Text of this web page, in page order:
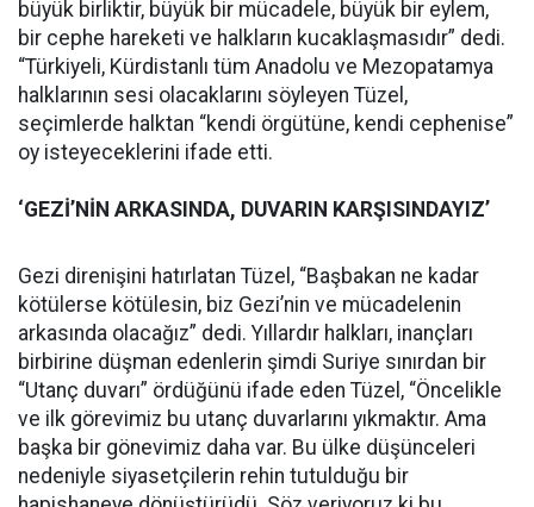
büyük birliktir, büyük bir mücadele, büyük bir eylem,
bir cephe hareketi ve halkların kucaklaşmasıdır” dedi.
“Türkiyeli, Kürdistanlı tüm Anadolu ve Mezopatamya
halklarının sesi olacaklarını söyleyen Tüzel,
seçimlerde halktan “kendi örgütüne, kendi cephenise”
oy isteyeceklerini ifade etti.
‘GEZİ’NİN ARKASINDA, DUVARIN KARŞISINDAYIZ’
Gezi direnişini hatırlatan Tüzel, “Başbakan ne kadar
kötülerse kötülesin, biz Gezi’nin ve mücadelenin
arkasında olacağız” dedi. Yıllardır halkları, inançları
birbirine düşman edenlerin şimdi Suriye sınırdan bir
“Utanç duvarı” ördüğünü ifade eden Tüzel, “Öncelikle
ve ilk görevimiz bu utanç duvarlarını yıkmaktır. Ama
başka bir gönevimiz daha var. Bu ülke düşünceleri
nedeniyle siyasetçilerin rehin tutulduğu bir